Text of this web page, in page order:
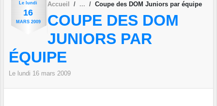
Le lundi
16
MARS 2009
Accueil Coupe des DOM Juniors par équipe
COUPE DES DOM
JUNIORS PAR
ÉQUIPE
Le lundi 16 mars 2009